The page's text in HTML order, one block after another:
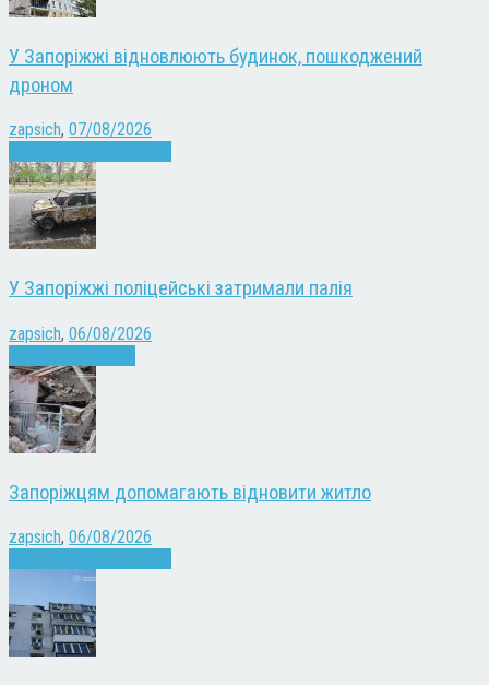
У Запоріжжі відновлюють будинок, пошкоджений
дроном
zapsich, 07/08/2026
У Запоріжжі поліцейські затримали палія
zapsich, 06/08/2026
Запоріжцям допомагають відновити житло
zapsich, 06/08/2026